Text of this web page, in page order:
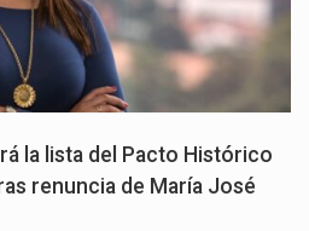
la lista del Pacto Histórico
renuncia de María José